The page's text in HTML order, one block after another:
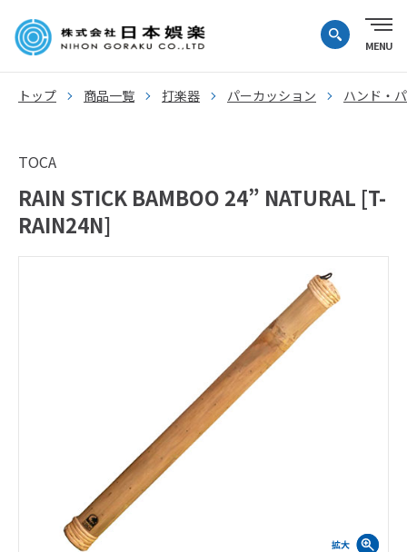
トップ 商品一覧 打楽器 パーカッション ハンド・
TOCA
RAIN STICK BAMBOO 24” NATURAL [T-
RAIN24N]